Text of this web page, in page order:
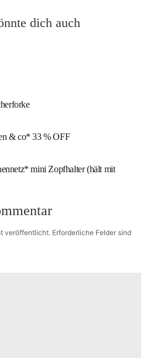
dich auch
& co* 33 % OFF
mini Zopfhalter (hält mit
veröffentlicht. Erforderliche Felder sind